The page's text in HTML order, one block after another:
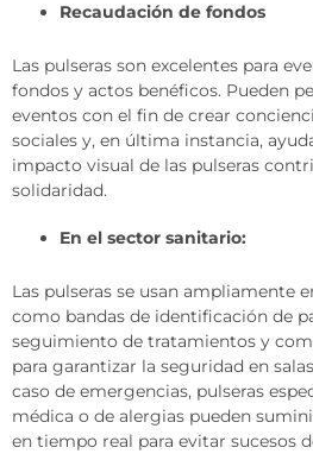
Recaudación de fondos
Las pulseras son excelentes para
fondos y actos benéficos. Pueden
eventos con el fin de crear
sociales y, en última instancia,
impacto visual de las pulseras
solidaridad.
En el sector sanitario:
Las pulseras se usan ampliamente
como bandas de identificación de
seguimiento de tratamientos y
para garantizar la seguridad en
caso de emergencias, pulseras
médica o de alergias pueden
en tiempo real para evitar sucesos